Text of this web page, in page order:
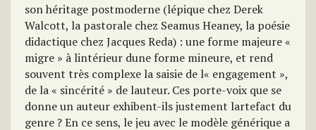
son héritage postmoderne (lépique chez Derek
Walcott, la pastorale chez Seamus Heaney, la poésie
didactique chez Jacques Reda) : une forme majeure «
migre » à lintérieur dune forme mineure, et rend
souvent très complexe la saisie de l« engagement »,
de la « sincérité » de lauteur. Ces porte-voix que se
donne un auteur exhibent-ils justement lartefact du
genre ? En ce sens, le jeu avec le modèle générique a